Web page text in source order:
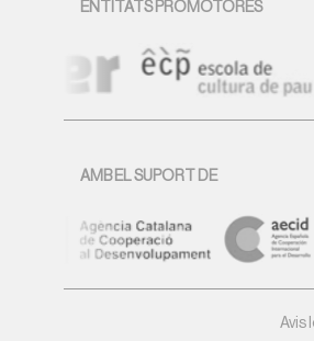
ENTITATS PROMOTORES
AMB EL SUPORT DE
Avis